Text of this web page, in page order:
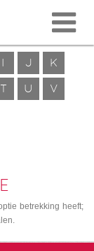
I J
K
T U
V
betrekking heeft;